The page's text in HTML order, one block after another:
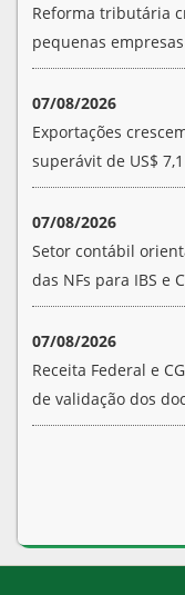
Reforma tributária
pequenas empresas
07/08/2026
Exportações
superávit de US$
07/08/2026
Setor contábil
das NFs para IBS e
07/08/2026
Receita Federal e
de validação dos